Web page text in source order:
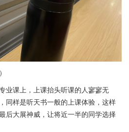
业课上，上课抬头听课的人寥寥无
同样是听天书一般的上课体验，这样
后大展神威，让将近一半的同学选择